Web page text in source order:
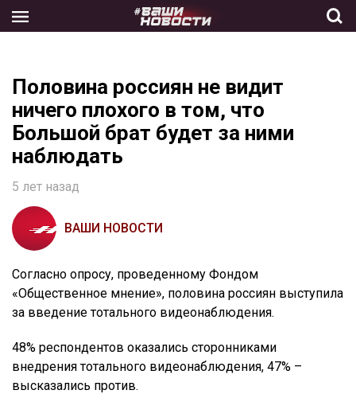
the
Половина россиян не видит
ничего плохого в том, что
Большой брат будет за ними
наблюдать
5 лет назад
ВАШИ НОВОСТИ
Согласно опросу, проведенному Фондом
«Общественное мнение», половина россиян выступила
за введение тотального видеонаблюдения.
48% респондентов оказались сторонниками
внедрения тотального видеонаблюдения, 47% –
высказались против.